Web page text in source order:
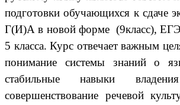
подготовки обучающихся к сдаче
Г(И)А в новой форме (9класс), ЕГЭ
5 класса. Курс отвечает важным
понимание системы знаний о
стабильные навыки
совершенствование речевой